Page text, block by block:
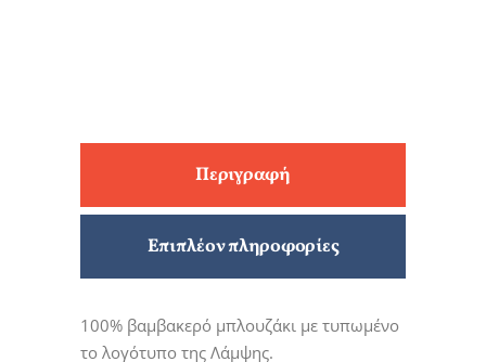
Περιγραφή
Επιπλέον πληροφορίες
100% βαμβακερό μπλουζάκι με τυπωμένο
το λογότυπο της Λάμψης.